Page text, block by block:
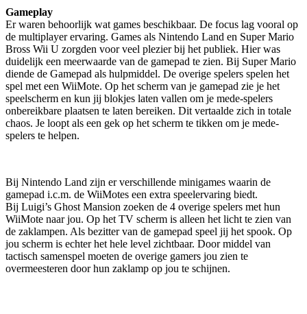
Gameplay
Er waren behoorlijk wat games beschikbaar. De focus lag vooral op
de multiplayer ervaring. Games als Nintendo Land en Super Mario
Bross Wii U zorgden voor veel plezier bij het publiek. Hier was
duidelijk een meerwaarde van de gamepad te zien. Bij Super Mario
diende de Gamepad als hulpmiddel. De overige spelers spelen het
spel met een WiiMote. Op het scherm van je gamepad zie je het
speelscherm en kun jij blokjes laten vallen om je mede-spelers
onbereikbare plaatsen te laten bereiken. Dit vertaalde zich in totale
chaos. Je loopt als een gek op het scherm te tikken om je mede-
spelers te helpen.
Bij Nintendo Land zijn er verschillende minigames waarin de
gamepad i.c.m. de WiiMotes een extra speelervaring biedt.
Bij Luigi’s Ghost Mansion zoeken de 4 overige spelers met hun
WiiMote naar jou. Op het TV scherm is alleen het licht te zien van
de zaklampen. Als bezitter van de gamepad speel jij het spook. Op
jou scherm is echter het hele level zichtbaar. Door middel van
tactisch samenspel moeten de overige gamers jou zien te
overmeesteren door hun zaklamp op jou te schijnen.